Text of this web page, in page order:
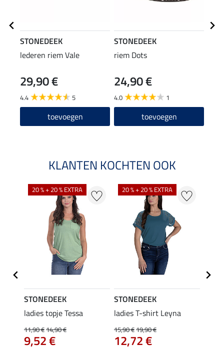
STONEDEEK
lederen riem Vale
29,90 €
4.4 5
toevoegen
STONEDEEK
riem Dots
24,90 €
4.0 1
toevoegen
KLANTEN KOCHTEN OOK
20 % + 20 % EXTRA
STONEDEEK
ladies topje Tessa
11,90 €14,90 €
9,52 €
20 % + 20 % EXTRA
STONEDEEK
ladies T-shirt Leyna
15,90 €19,90 €
12,72 €